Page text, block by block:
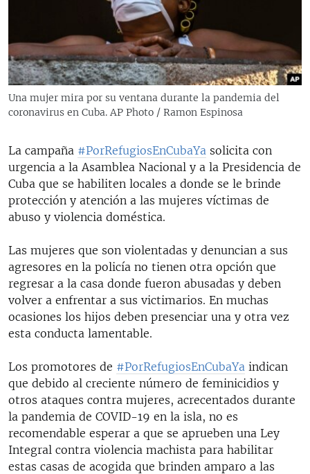
ESPECIALES
ESPECIALES
LA REALIDAD DE LA VIVIENDA EN CUBA
SER VIEJO EN CUBA
LOS SANTOS DE HIALEAH
DESINFORMACIÓN RUSA EN AMÉRICA LATINA
LA INVASIÓN DE RUSIA A UCRANIA
MULTIMEDIA
EDITORIALES
Una mujer mira por su ventana durante la pandemia del
coronavirus en Cuba. AP Photo / Ramon Espinosa
La campaña #PorRefugiosEnCubaYa solicita con
urgencia a la Asamblea Nacional y a la Presidencia de
Cuba que se habiliten locales a donde se le brinde
protección y atención a las mujeres víctimas de
abuso y violencia doméstica.
Las mujeres que son violentadas y denuncian a sus
agresores en la policía no tienen otra opción que
regresar a la casa donde fueron abusadas y deben
volver a enfrentar a sus victimarios. En muchas
ocasiones los hijos deben presenciar una y otra vez
esta conducta lamentable.
Los promotores de #PorRefugiosEnCubaYa indican
que debido al creciente número de feminicidios y
otros ataques contra mujeres, acrecentados durante
la pandemia de COVID-19 en la isla, no es
recomendable esperar a que se aprueben una Ley
Integral contra violencia machista para habilitar
estas casas de acogida que brinden amparo a las